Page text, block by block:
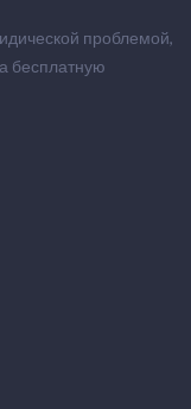
проблемой,
бесплатную